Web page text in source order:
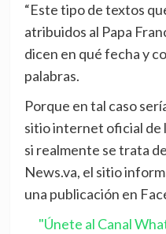
“Este tipo de textos
atribuidos al Papa
dicen en qué fecha y
palabras.
Porque en tal caso
sitio internet oficial de
si realmente se trata
News.va, el sitio
una publicación en
"Únete al Canal